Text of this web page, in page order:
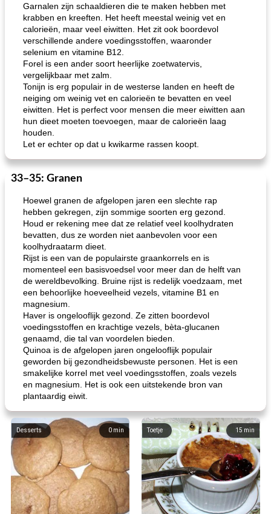
Garnalen zijn schaaldieren die te maken hebben met
krabben en kreeften. Het heeft meestal weinig vet en
calorieën, maar veel eiwitten. Het zit ook boordevol
verschillende andere voedingsstoffen, waaronder
selenium en vitamine B12.
Forel is een ander soort heerlijke zoetwatervis,
vergelijkbaar met zalm.
Tonijn is erg populair in de westerse landen en heeft de
neiging om weinig vet en calorieën te bevatten en veel
eiwitten. Het is perfect voor mensen die meer eiwitten aan
hun dieet moeten toevoegen, maar de calorieën laag
houden.
Let er echter op dat u kwikarme rassen koopt.
33–35: Granen
Hoewel granen de afgelopen jaren een slechte rap
hebben gekregen, zijn sommige soorten erg gezond.
Houd er rekening mee dat ze relatief veel koolhydraten
bevatten, dus ze worden niet aanbevolen voor een
koolhydraatarm dieet.
Rijst is een van de populairste graankorrels en is
momenteel een basisvoedsel voor meer dan de helft van
de wereldbevolking. Bruine rijst is redelijk voedzaam, met
een behoorlijke hoeveelheid vezels, vitamine B1 en
magnesium.
Haver is ongelooflijk gezond. Ze zitten boordevol
voedingsstoffen en krachtige vezels, bèta-glucanen
genaamd, die tal van voordelen bieden.
Quinoa is de afgelopen jaren ongelooflijk populair
geworden bij gezondheidsbewuste personen. Het is een
smakelijke korrel met veel voedingsstoffen, zoals vezels
en magnesium. Het is ook een uitstekende bron van
plantaardig eiwit.
0 min
Desserts 15 min
Toetje